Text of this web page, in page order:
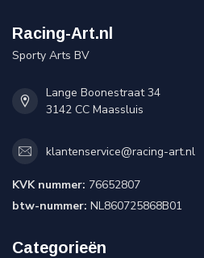
Racing-Art.nl
Sporty Arts BV
Lange Boonestraat 34
3142 CC Maassluis
klantenservice@racing-art.nl
KVK nummer: 76652807
btw-nummer: NL860725868B01
Categorieën